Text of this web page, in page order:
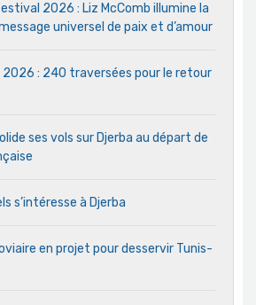
2026 : Liz McComb illumine la
universel de paix et d’amour
2026 : 240 traversées pour le retour
ses vols sur Djerba au départ de
s’intéresse à Djerba
en projet pour desservir Tunis-